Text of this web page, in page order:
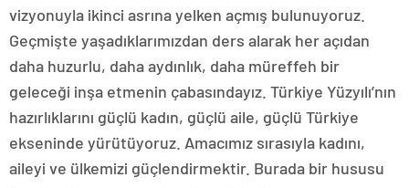
vizyonuyla ikinci asrına yelken açmış bulunuyoruz.
Geçmişte yaşadıklarımızdan ders alarak her açıdan
daha huzurlu, daha aydınlık, daha müreffeh bir
geleceği inşa etmenin çabasındayız. Türkiye Yüzyılı’nın
hazırlıklarını güçlü kadın, güçlü aile, güçlü Türkiye
ekseninde yürütüyoruz. Amacımız sırasıyla kadını,
aileyi ve ülkemizi güçlendirmektir. Burada bir hususu